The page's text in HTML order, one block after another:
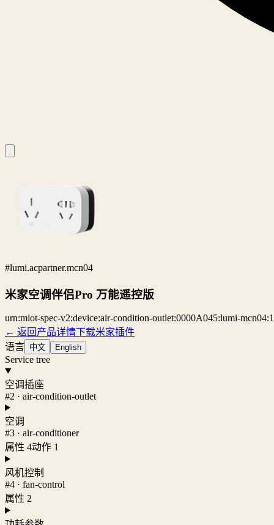
#lumi.acpartner.mcn04
米家空调伴侣Pro 万能遥控版
urn:miot-spec-v2:device:air-condition-outlet:0000A045:lumi-mcn04:1
← 返回产品详情下载米家插件
语言 中文 English
Service tree
空调插座
#2 · air-condition-outlet
空调
#3 · air-conditioner
属性 4动作 1
风机控制
#4 · fan-control
属性 2